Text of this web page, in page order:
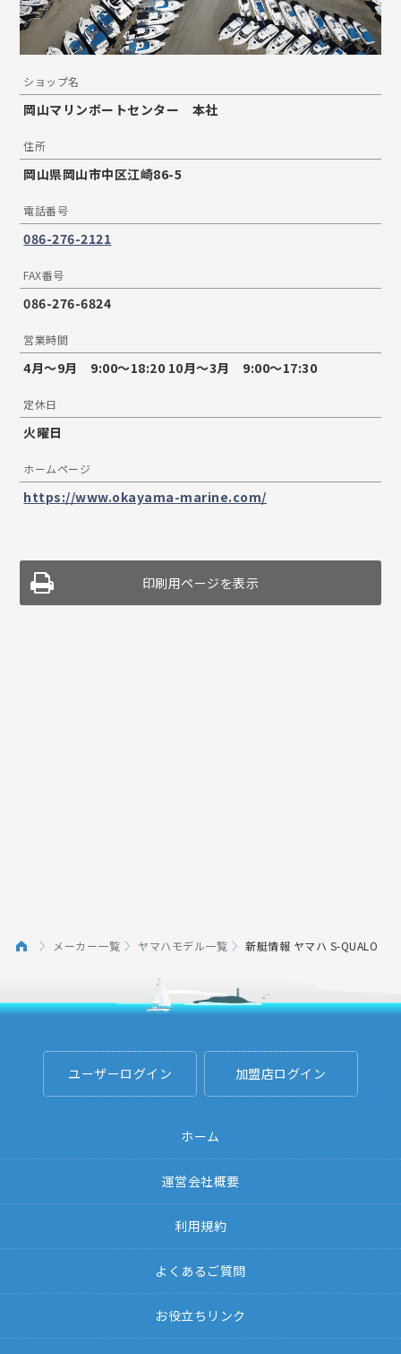
ショップ名
岡山マリンボートセンター 本社
住所
岡山県岡山市中区江崎86-5
電話番号
086-276-2121
FAX番号
086-276-6824
営業時間
4月〜9月 9:00〜18:20 10月〜3月 9:00〜17:30
定休日
火曜日
ホームページ
https://www.okayama-marine.com/
印刷用ページを表示
メーカー一覧 ヤマハモデル一覧 新艇情報 ヤマハ S-QUALO
ユーザーログイン 加盟店ログイン
ホーム
運営会社概要
利用規約
よくあるご質問
お役立ちリンク